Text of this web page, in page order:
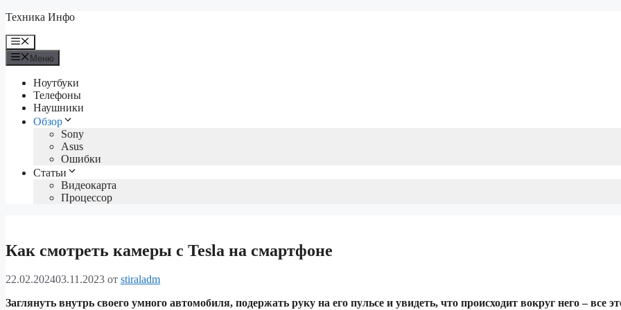
Перейти
содержимому
Техника Инфо
Меню
Меню
Ноутбуки
Телефоны
Наушники
Обзор
Sony
Asus
Ошибки
Статьи
Видеокарта
Процессор
Как смотреть камеры с Tesla на смартфоне
22.02.202403.11.2023 от stiraladm
Заглянуть внутрь своего умного автомобиля, подержать руку на его пульсе и увидеть, что происходит вокруг него – все